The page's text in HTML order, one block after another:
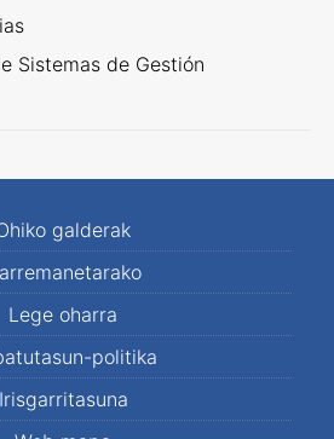
Sistemas de Gestión
galderak
Lege oharra
politika
Irisgarritasuna